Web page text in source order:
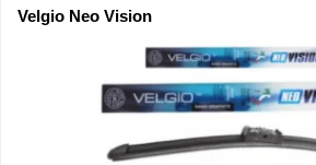
Velgio Neo Vision